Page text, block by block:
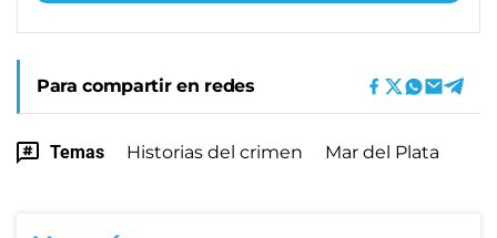
Para compartir en redes
Temas Historias del crimen Mar del Plata